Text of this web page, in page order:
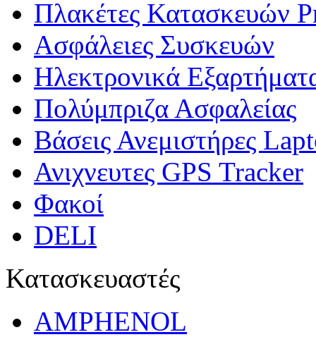
Πλακέτες Κατασκευών
Ασφάλειες Συσκευών
Ηλεκτρονικά
Πολύμπριζα Ασφαλείας
Βάσεις Ανεμιστήρες
Ανιχνευτες GPS Tracker
Φακοί
DELI
Κατασκευαστές
AMPHENOL